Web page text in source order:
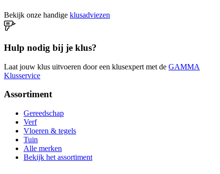
Bekijk onze handige klusadviezen
Hulp nodig bij je klus?
Laat jouw klus uitvoeren door een klusexpert met de GAMMA
Klusservice
Assortiment
Gereedschap
Verf
Vloeren & tegels
Tuin
Alle merken
Bekijk het assortiment